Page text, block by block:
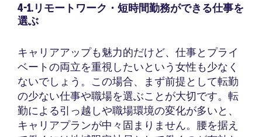
4-1.リモートワーク・短時間勤務ができる仕事を
選ぶ
キャリアアップも魅力的だけど、仕事とプライ
ベートの両立を重視したいという女性も少なく
ないでしょう。この場合、まず前提として転勤
の少ない仕事や職場を選ぶことが大切です。転
勤による引っ越しや職場環境の変化が多いと、
キャリアプランが中々固まりません。腰を据え